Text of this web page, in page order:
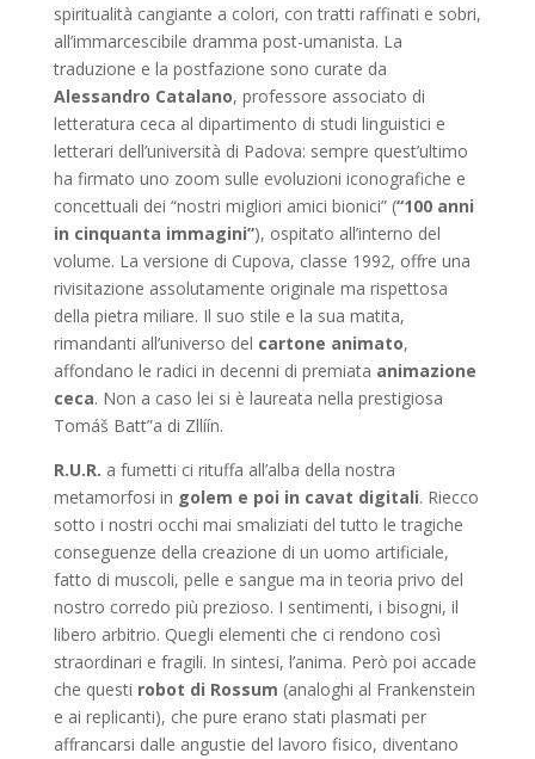
spiritualità cangiante a colori, con tratti raffinati e sobri,
all’immarcescibile dramma post-umanista. La
traduzione e la postfazione sono curate da
Alessandro Catalano, professore associato di
letteratura ceca al dipartimento di studi linguistici e
letterari dell’università di Padova: sempre quest’ultimo
ha firmato uno zoom sulle evoluzioni iconografiche e
concettuali dei “nostri migliori amici bionici” (“100 anni
in cinquanta immagini”), ospitato all’interno del
volume. La versione di Cupova, classe 1992, offre una
rivisitazione assolutamente originale ma rispettosa
della pietra miliare. Il suo stile e la sua matita,
rimandanti all’universo del cartone animato,
affondano le radici in decenni di premiata animazione
ceca. Non a caso lei si è laureata nella prestigiosa
Tomáš Batt”a di Zllíín.
R.U.R. a fumetti ci rituffa all’alba della nostra
metamorfosi in golem e poi in cavat digitali. Riecco
sotto i nostri occhi mai smaliziati del tutto le tragiche
conseguenze della creazione di un uomo artificiale,
fatto di muscoli, pelle e sangue ma in teoria privo del
nostro corredo più prezioso. I sentimenti, i bisogni, il
libero arbitrio. Quegli elementi che ci rendono così
straordinari e fragili. In sintesi, l’anima. Però poi accade
che questi robot di Rossum (analoghi al Frankenstein
e ai replicanti), che pure erano stati plasmati per
affrancarsi dalle angustie del lavoro fisico, diventano